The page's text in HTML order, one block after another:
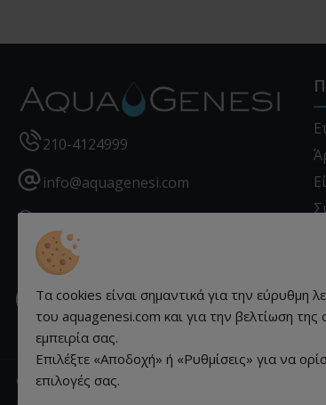
210-4124999
info@aquagenesi.com
- 18540, Ελλάδα
Facebookinstagramyoutube linkedin
© aquagenesi.com 2026. All rights reserved.
Τα cookies είναι σημαντικά για την εύρυθμη
του aquagenesi.com και για την βελτίωση της
εμπειρία σας.
Επιλέξτε «Αποδοχή» ή «Ρυθμίσεις» για να
επιλογές σας.